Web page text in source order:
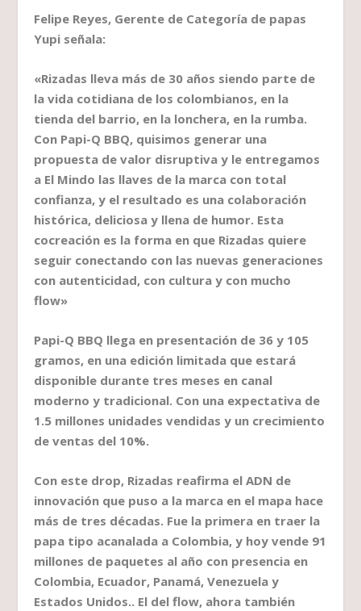
Felipe Reyes, Gerente de Categoría de papas
Yupi señala:
«Rizadas lleva más de 30 años siendo parte de
la vida cotidiana de los colombianos, en la
tienda del barrio, en la lonchera, en la rumba.
Con Papi-Q BBQ, quisimos generar una
propuesta de valor disruptiva y le entregamos
a El Mindo las llaves de la marca con total
confianza, y el resultado es una colaboración
histórica, deliciosa y llena de humor. Esta
cocreación es la forma en que Rizadas quiere
seguir conectando con las nuevas generaciones
con autenticidad, con cultura y con mucho
flow»
Papi-Q BBQ llega en presentación de 36 y 105
gramos, en una edición limitada que estará
disponible durante tres meses en canal
moderno y tradicional. Con una expectativa de
1.5 millones unidades vendidas y un crecimiento
de ventas del 10%.
Con este drop, Rizadas reafirma el ADN de
innovación que puso a la marca en el mapa hace
más de tres décadas. Fue la primera en traer la
papa tipo acanalada a Colombia, y hoy vende 91
millones de paquetes al año con presencia en
Colombia, Ecuador, Panamá, Venezuela y
Estados Unidos.. El del flow, ahora también